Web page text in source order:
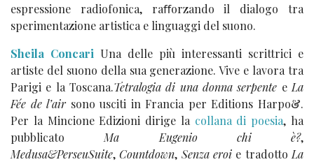
espressione radiofonica, raﬀorzando il dialogo tra
sperimentazione artistica e linguaggi del suono.
Sheila Concari Una delle più interessanti scrittrici e
artiste del suono della sua generazione. Vive e lavora tra
Parigi e la Toscana.Tetralogia di una donna serpente e La
Fée de l’air sono usciti in Francia per Editions Harpo&.
Per la Mincione Edizioni dirige la collana di poesia, ha
pubblicato Ma Eugenio chi è?,
Medusa&PerseuSuite,Countdown, Senza eroi e tradotto La